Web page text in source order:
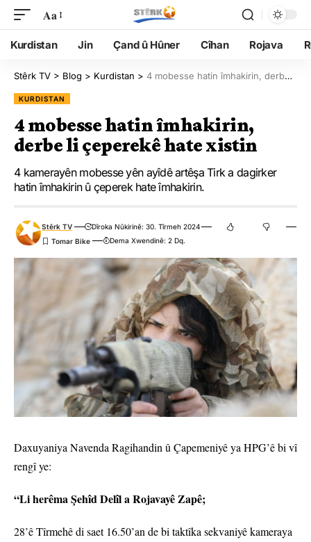
Aa
Kurdistan Jin Çand û Hûner Cîhan Rojava
Stêrk TV > Blog > Kurdistan > 4 mobesse hatin îmhakirin, derbe li çeperekê hate xistin
KURDISTAN
4 mobesse hatin îmhakirin,
derbe li çeperekê hate xistin
4 kamerayên mobesse yên ayîdê artêşa Tirk a dagirker
hatin îmhakirin û çeperek hate îmhakirin.
Stêrk TV
Dîroka Nûkirinê: 30. Tîrmeh 2024
Dema Xwendinê: 2 Dq.
Daxuyaniya Navenda Ragihandin û Çapemeniyê ya HPG’ê bi vî
rengî ye:
“Li herêma Şehîd Delîl a Rojavayê Zapê;
28’ê Tîrmehê di saet 16.50’an de bi taktîka sekvaniyê kameraya